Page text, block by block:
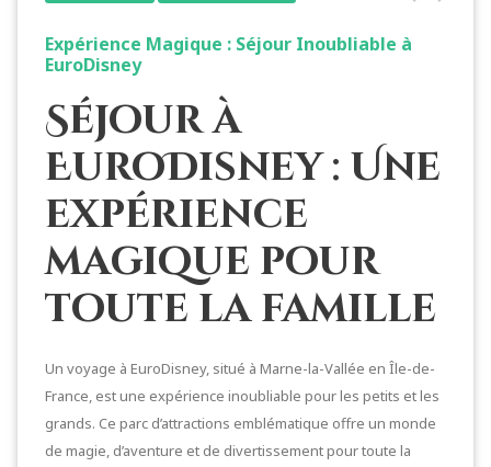
Expérience Magique : Séjour Inoubliable à
EuroDisney
Séjour à
EuroDisney : Une
expérience
magique pour
toute la famille
Un voyage à EuroDisney, situé à Marne-la-Vallée en Île-de-
France, est une expérience inoubliable pour les petits et les
grands. Ce parc d’attractions emblématique offre un monde
de magie, d’aventure et de divertissement pour toute la